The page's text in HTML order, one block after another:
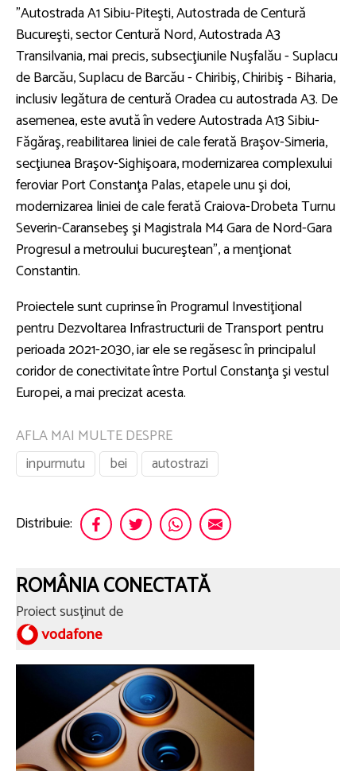
"Autostrada A1 Sibiu-Piteşti, Autostrada de Centură
Bucureşti, sector Centură Nord, Autostrada A3
Transilvania, mai precis, subsecţiunile Nuşfalău - Suplacu
de Barcău, Suplacu de Barcău - Chiribiş, Chiribiş - Biharia,
inclusiv legătura de centură Oradea cu autostrada A3. De
asemenea, este avută în vedere Autostrada A13 Sibiu-
Făgăraş, reabilitarea liniei de cale ferată Braşov-Simeria,
secţiunea Braşov-Sighişoara, modernizarea complexului
feroviar Port Constanţa Palas, etapele unu şi doi,
modernizarea liniei de cale ferată Craiova-Drobeta Turnu
Severin-Caransebeş şi Magistrala M4 Gara de Nord-Gara
Progresul a metroului bucureştean", a menţionat
Constantin.
Proiectele sunt cuprinse în Programul Investiţional
pentru Dezvoltarea Infrastructurii de Transport pentru
perioada 2021-2030, iar ele se regăsesc în principalul
coridor de conectivitate între Portul Constanţa şi vestul
Europei, a mai precizat acesta.
AFLA MAI MULTE DESPRE
inpurmutu
bei autostrazi
Distribuie:
ROMÂNIA CONECTATĂ
Proiect susținut de